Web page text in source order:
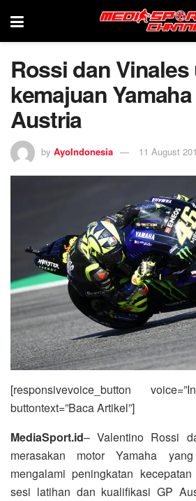
Rossi dan
kemajuan
Austria
by AyoIndonesia 11 August
[responsivevoice_button
buttontext=”Baca Artikel”]
MediaSport.id– Valentino Rossi
merasakan motor Yamaha
mengalami peningkatan
sesi latihan dan kualifikasi GP